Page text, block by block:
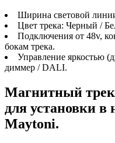
Ширина световой
Цвет трека: Черный /
Подключения от 48v,
бокам трека.
Управление яркостью
диммер / DALI.
Магнитный
для установки в
Maytoni.